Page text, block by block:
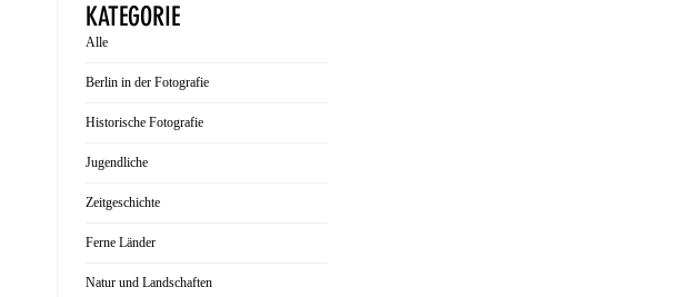
KATEGORIE
Alle
Berlin in der Fotografie
Historische Fotografie
Jugendliche
Zeitgeschichte
Ferne Länder
Natur und Landschaften